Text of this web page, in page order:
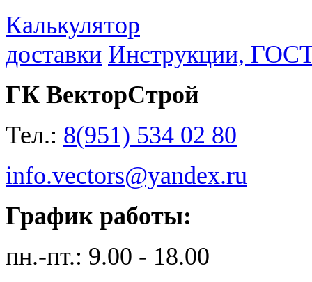
Калькулятор
доставки Инструкции,
ГК ВекторСтрой
Тел.: 8(951) 534 02 80
info.vectors@yandex.ru
График работы:
пн.-пт.: 9.00 - 18.00